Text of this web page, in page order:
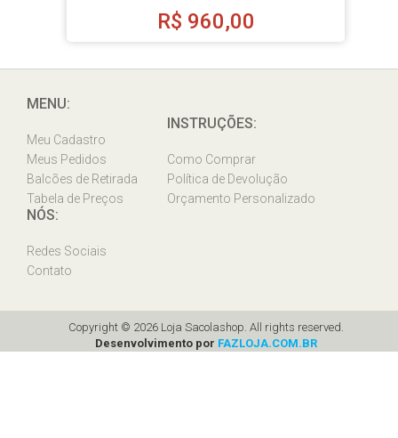
R$ 960,00
MENU:
Meu Cadastro
Meus Pedidos
Balcões de Retirada
Tabela de Preços
INSTRUÇÕES:
Como Comprar
Política de Devolução
Orçamento Personalizado
NÓS:
Redes Sociais
Contato
Copyright © 2026 Loja Sacolashop. All rights reserved.
Desenvolvimento por FAZLOJA.COM.BR